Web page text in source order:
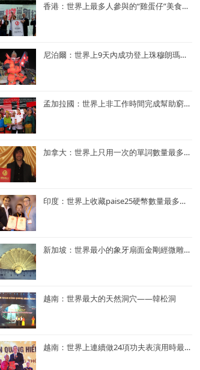
香港：世界上最多人參與的“雞蛋仔”美食活動——謝霆鋒陳奕迅香港“雞蛋仔”美食活動
尼泊爾：世界上9天內成功登上珠穆朗瑪峰次數最多—— Kame Sherpa
孟加拉國：世界上非工作時間完成幫助窮人的項目最多的央行行長——孟加拉央行行長Atiur Rahman博士
加拿大：世界上只用一次的單詞數量最多的小說——《Je ne le repeterai pas》
印度：世界上收藏paise25硬幣數量最多的人—— Mr. Rahul G. Keshwani
新加坡：世界最小的象牙扇面金剛經微雕——董重慶收藏的象牙扇面金剛經微雕
越南：世界最大的天然洞穴——韓松洞
越南：世界上連續做24項功夫表演用時最短——NGUYEN QUANG HIEN